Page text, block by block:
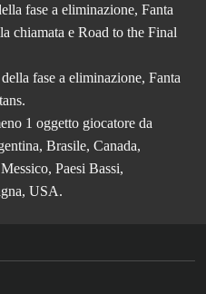
fase a eliminazione, Fanta
chiamata e Road to the Final
fase a eliminazione, Fanta
1 oggetto giocatore da
Brasile, Canada,
Paesi Bassi,
USA.